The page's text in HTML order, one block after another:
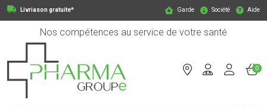
Livriason gratuite* Garde Société Aide
Nos compétences au service de votre santé
Pharmagroupe Votre pharmacie en ligne à votre service
0